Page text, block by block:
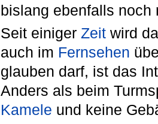
bislang ebenfalls noch
Seit einiger Zeit wird
auch im Fernsehen
glauben darf, ist das
Anders als beim
Kamele und keine